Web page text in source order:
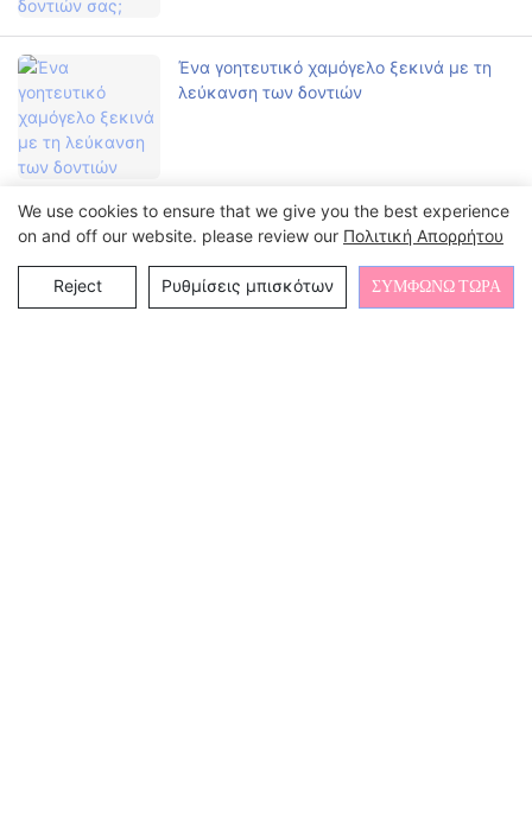
Ένα γοητευτικό χαμόγελο ξεκινά με τη
λεύκανση των δοντιών
Επικοινωνήστε μαζί μας
We use cookies to ensure that we give you the best experience
on and off our website. please review our Πολιτική Απορρήτου
Reject Ρυθμίσεις μπισκότων ΣΥΜΦΩΝΏ ΤΏΡΑ